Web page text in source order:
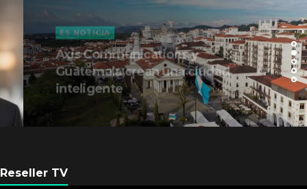
ES NOTICIA
Axis Communications y
Guatemala crean una ciudad
inteligente
Reseller TV